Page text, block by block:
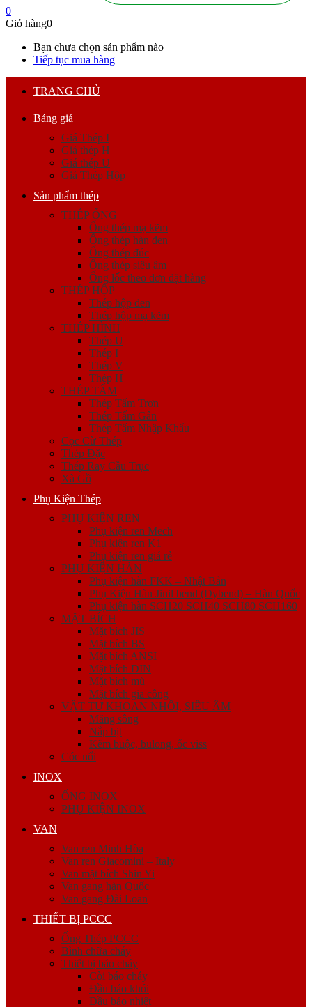
0
Giỏ hàng0
Bạn chưa chọn sản phẩm nào
Tiếp tục mua hàng
TRANG CHỦ
Bảng giá
Giá Thép I
Giá thép H
Giá thép U
Giá Thép Hộp
Sản phẩm thép
THÉP ỐNG
Ống thép mạ kẽm
Ống thép hàn đen
Ống thép đúc
Ống thép siêu âm
Ống lốc theo đơn đặt hàng
THÉP HỘP
Thép hộp đen
Thép hộp mạ kẽm
THÉP HÌNH
Thép U
Thép I
Thép V
Thép H
THÉP TẤM
Thép Tấm Trơn
Thép Tấm Gân
Thép Tấm Nhập Khẩu
Cọc Cừ Thép
Thép Đặc
Thép Ray Cầu Trục
Xà Gồ
Phụ Kiện Thép
PHỤ KIỆN REN
Phụ kiện ren Mech
Phụ kiện ren K1
Phụ kiện ren giá rẻ
PHỤ KIỆN HÀN
Phụ kiện hàn FKK – Nhật Bản
Phụ Kiện Hàn Jinil bend (Dybend) – Hàn Quốc
Phụ kiện hàn SCH20 SCH40 SCH80 SCH160
MẶT BÍCH
Mặt bích JIS
Mặt bích BS
Mặt bích ANSI
Mặt bích DIN
Mặt bích mù
Mặt bích gia công
VẬT TƯ KHOAN NHỒI, SIÊU ÂM
Măng sông
Nắp bịt
Kẽm buộc, bulong, ốc viss
Cóc nối
INOX
ỐNG INOX
PHỤ KIỆN INOX
VAN
Van ren Minh Hòa
Van ren Giacomini – Italy
Van mặt bích Shin Yi
Van gang hàn Quốc
Van gang Đài Loan
THIẾT BỊ PCCC
Ống Thép PCCC
Bình chữa cháy
Thiết bị báo cháy
Còi báo cháy
Đầu báo khói
Đầu báo nhiệt